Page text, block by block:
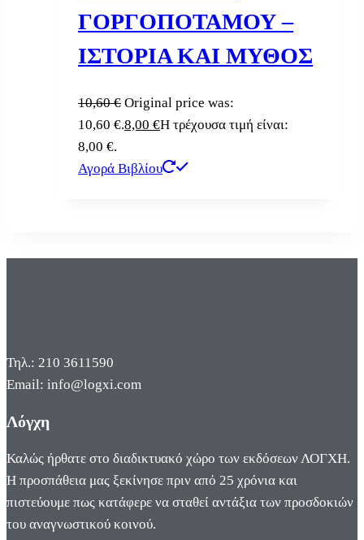
ΓΟΡΓΟΠΟΤΑΜΟΥ –
ΙΣΤΟΡΙΑ ΚΑΙ ΜΥΘΟΣ
10,60€ Original price was:
10,60 €.8,00 €Η τρέχουσα τιμή είναι:
8,00 €.
Αγορά Βιβλίου
Τηλ.: 210 3611590
Email: info@logxi.com
Λόγχη
Καλώς ήρθατε στο διαδικτυακό χώρο των εκδόσεων ΛΟΓΧΗ.
Η προσπάθεια μας ξεκίνησε πριν από 25 χρόνια και
πιστεύουμε πως κατάφερε να σταθεί αντάξια των προσδοκιών
του αναγνωστικού κοινού.